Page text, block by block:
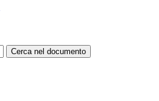
Cerca nel documento